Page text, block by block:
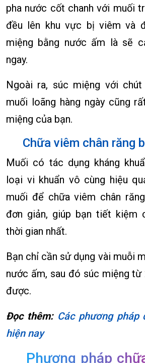
pha nước cốt chanh với muối
đều lên khu vực bị viêm và
miệng bằng nước ấm là sẽ
ngay.
Ngoài ra, súc miệng với chút
muối loãng hàng ngày cũng
miệng của bạn.
Chữa viêm chân răng
Muối có tác dụng kháng
loại vi khuẩn vô cùng hiệu
muối để chữa viêm chân
đơn giản, giúp bạn tiết kiệm
thời gian nhất.
Bạn chỉ cần sử dụng vài muỗi
nước ấm, sau đó súc miệng
được.
Đọc thêm: Các phương
hiện nay
Phương pháp